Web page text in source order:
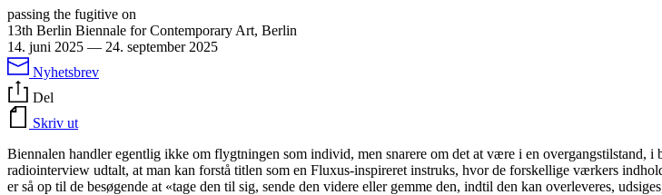
passing the fugitive on
13th Berlin Biennale for Contemporary Art, Berlin
14. juni 2025 — 24. september 2025
Nyhetsbrev
Del
Skriv ut
Biennalen handler egentlig ikke om flygtningen som individ, men snarere om det at være i en
radiointerview udtalt, at man kan forstå titlen som en Fluxus-inspireret instruks, hvor de forskellige værkers
er så op til de besøgende at «tage den til sig, sende den videre eller gemme den, indtil den kan overleveres,